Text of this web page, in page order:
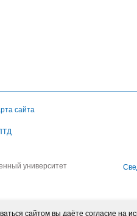
сайта
университет
сайтом вы даёте согласие на